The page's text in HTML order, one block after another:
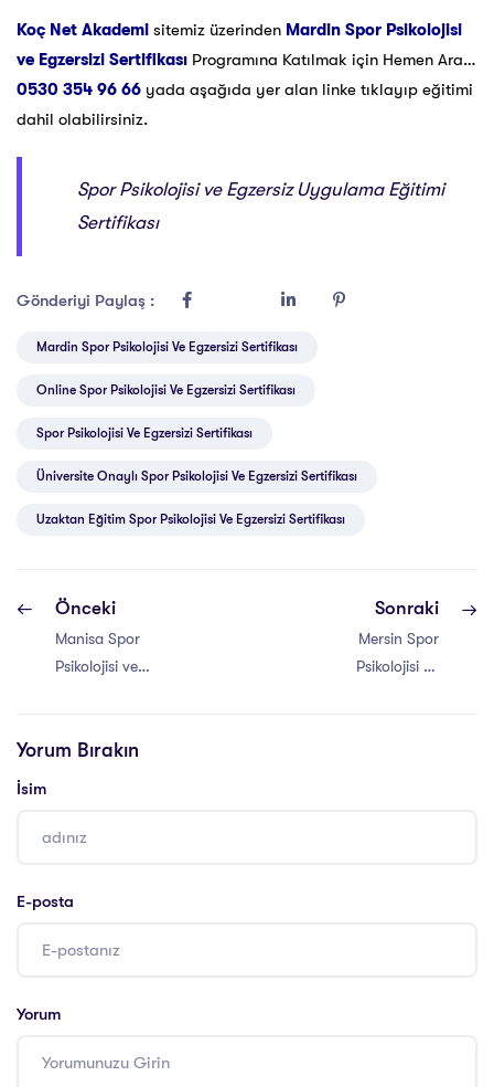
Koç Net Akademi sitemiz üzerinden Mardin Spor Psikolojisi
ve Egzersizi Sertifikası Programına Katılmak için Hemen Ara…
0530 354 96 66 yada aşağıda yer alan linke tıklayıp eğitimi
dahil olabilirsiniz.
Spor Psikolojisi ve Egzersiz Uygulama Eğitimi
Sertifikası
Gönderiyi Paylaş :
Mardin Spor Psikolojisi Ve Egzersizi Sertifikası
Online Spor Psikolojisi Ve Egzersizi Sertifikası
Spor Psikolojisi Ve Egzersizi Sertifikası
Üniversite Onaylı Spor Psikolojisi Ve Egzersizi Sertifikası
Uzaktan Eğitim Spor Psikolojisi Ve Egzersizi Sertifikası
Önceki
Manisa Spor
Psikolojisi ve
Sonraki
Mersin Spor
Psikolojisi ve
Yorum Bırakın
İsim
E-posta
Yorum